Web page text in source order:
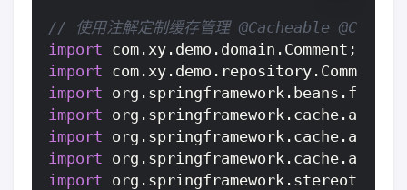
// 使用注解定制缓存管理 @Cacheable
import
import
import
import
import
import
import